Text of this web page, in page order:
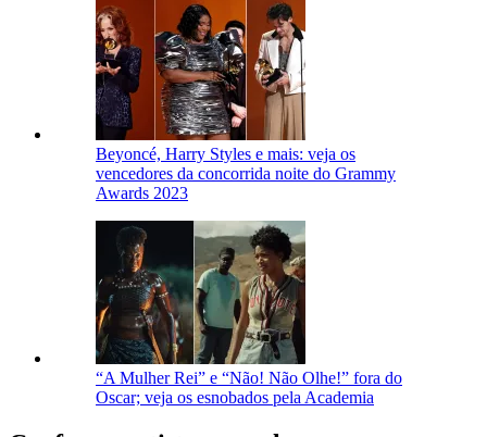
Beyoncé, Harry Styles e mais: veja os
vencedores da concorrida noite do Grammy
Awards 2023
“A Mulher Rei” e “Não! Não Olhe!” fora do
Oscar; veja os esnobados pela Academia